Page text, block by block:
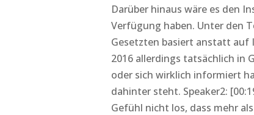
Darüber hinaus wäre es den
Verfügung haben. Unter den
Gesetzten basiert anstatt auf
2016 allerdings tatsächlich in
oder sich wirklich informiert
dahinter steht. Speaker2:
Gefühl nicht los, dass mehr